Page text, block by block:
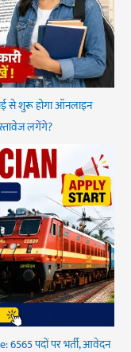
से शुरू होगा ऑनलाइन
लगेंगे?
पदों पर भर्ती, आवेदन